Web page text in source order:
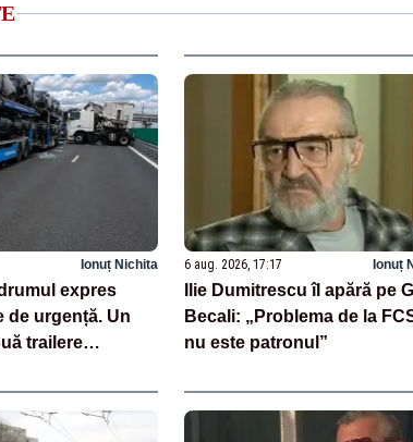
Ionuț Nichita
expres
de urgență. Un
trailere
6 aug. 2026, 17:17 Ionuț
Ilie Dumitrescu îl apără pe
Becali: „Problema de la
nu este patronul”